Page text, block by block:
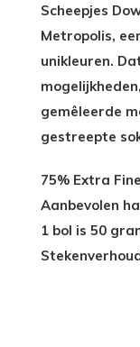
Scheepjes
Metropolis,
unikleuren.
gemêleerde
gestreepte
75% Extra
Aanbevolen
1 bol is 50